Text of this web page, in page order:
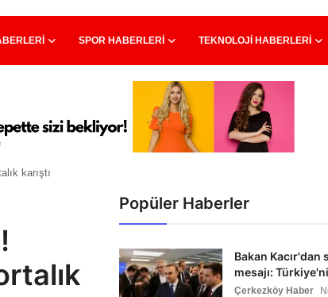
SPOR HABERLERI TEKNOLOJI HABERLERI
karıştı
Popüler Haberler
Bakan Kacır'dan
mesajı:
Çerkezköy Haber